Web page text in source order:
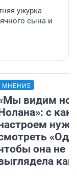
ужурка
сына и
МНЕНИЕ
видим
с
она не
как